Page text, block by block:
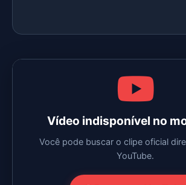
Vídeo indisponível no
Você pode buscar o clipe oficial
YouTube.